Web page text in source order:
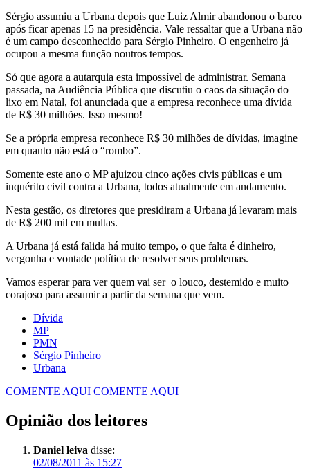
Sérgio assumiu a Urbana depois que Luiz Almir abandonou o barco
após ficar apenas 15 na presidência. Vale ressaltar que a Urbana não
é um campo desconhecido para Sérgio Pinheiro. O engenheiro já
ocupou a mesma função noutros tempos.
Só que agora a autarquia esta impossível de administrar. Semana
passada, na Audiência Pública que discutiu o caos da situação do
lixo em Natal, foi anunciada que a empresa reconhece uma dívida
de R$ 30 milhões. Isso mesmo!
Se a própria empresa reconhece R$ 30 milhões de dívidas, imagine
em quanto não está o “rombo”.
Somente este ano o MP ajuizou cinco ações civis públicas e um
inquérito civil contra a Urbana, todos atualmente em andamento.
Nesta gestão, os diretores que presidiram a Urbana já levaram mais
de R$ 200 mil em multas.
A Urbana já está falida há muito tempo, o que falta é dinheiro,
vergonha e vontade política de resolver seus problemas.
Vamos esperar para ver quem vai ser o louco, destemido e muito
corajoso para assumir a partir da semana que vem.
Dívida
MP
PMN
Sérgio Pinheiro
Urbana
COMENTE AQUI COMENTE AQUI
Opinião dos leitores
Daniel leiva disse:
02/08/2011 às 15:27